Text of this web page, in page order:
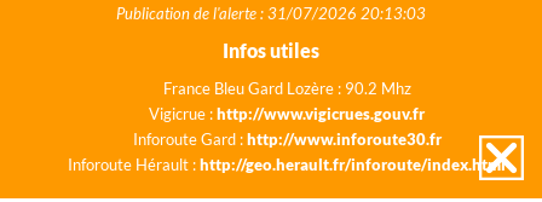
Publication de l'alerte : 31/07/2026 20:13:03
Infos utiles
France Bleu Gard Lozère : 90.2 Mhz
Vigicrue :http://www.vigicrues.gouv.fr
Inforoute Gard :http://www.inforoute30.fr
Inforoute Hérault :http://geo.herault.fr/inforoute/index.html